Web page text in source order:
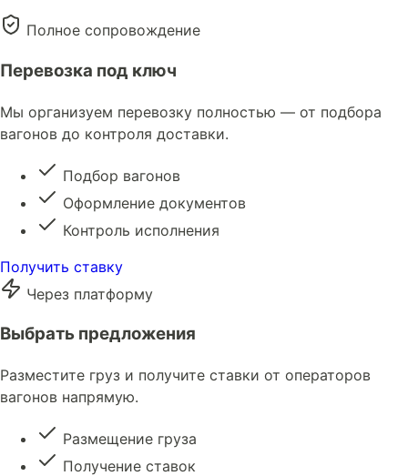
Полное сопровождение
Перевозка под ключ
Мы организуем перевозку полностью — от подбора
вагонов до контроля доставки.
Подбор вагонов
Оформление документов
Контроль исполнения
Получить ставку
Через платформу
Выбрать предложения
Разместите груз и получите ставки от операторов
вагонов напрямую.
Размещение груза
Получение ставок